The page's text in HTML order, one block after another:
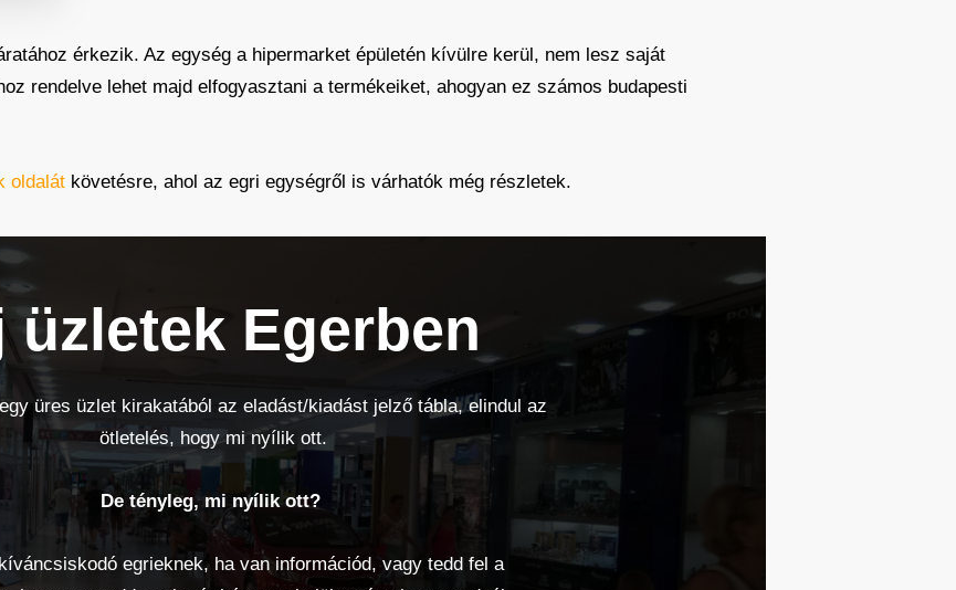
érkezik. Az egység a hipermarket épületén kívülre kerül, nem lesz saját
rendelve lehet majd elfogyasztani a termékeiket, ahogyan ez számos budapesti
oldalát követésre, ahol az egri egységről is várhatók még részletek.
üzletek Egerben
üres üzlet kirakatából az eladást/kiadást jelző tábla, elindul az
ötletelés, hogy mi nyílik ott.
De tényleg, mi nyílik ott?
egrieknek, ha van információd, vagy tedd fel a